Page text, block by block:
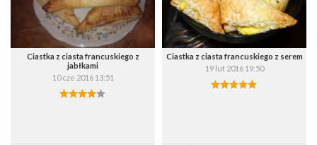
Ciastka z ciasta francuskiego z
jabłkami
10 cze 2016 13:51
Ciastka z ciasta francuskiego z serem
19 lut 2016 19:50